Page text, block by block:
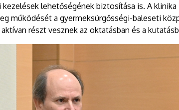
lehetőségének biztosítása is. A
működését a gyermeksürgősségi-baleseti
részt vesznek az oktatásban és a